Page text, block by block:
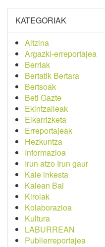
KATEGORIAK
Aitzina
Argazki-erreportajea
Berriak
Bertatik Bertara
Bertsoak
Beti Gazte
Ekintzaileak
Elkarrizketa
Erreportajeak
Hezkuntza
Informazioa
Irun atzo Irun gaur
Kale inkesta
Kalean Bai
Kirolak
Kolaborazioa
Kultura
LABURREAN
Publierreportajea